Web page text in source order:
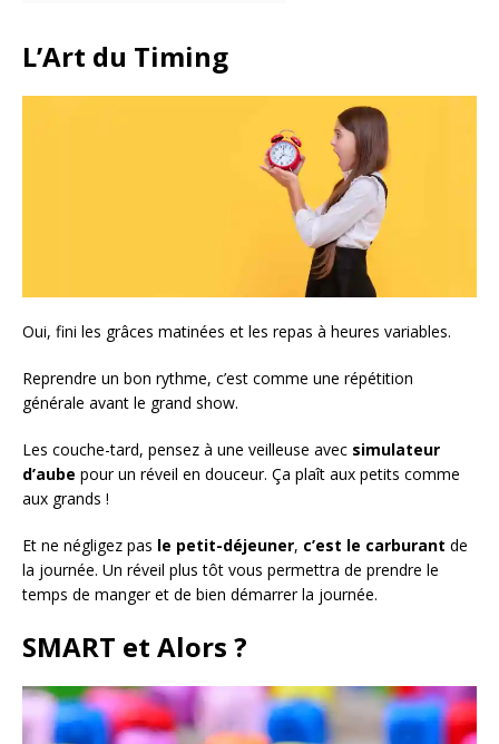
L’Art du Timing
Oui, fini les grâces matinées et les repas à heures variables.
Reprendre un bon rythme, c’est comme une répétition
générale avant le grand show.
Les couche-tard, pensez à une veilleuse avec simulateur
d’aube pour un réveil en douceur. Ça plaît aux petits comme
aux grands !
Et ne négligez pas le petit-déjeuner, c’est le carburant de
la journée. Un réveil plus tôt vous permettra de prendre le
temps de manger et de bien démarrer la journée.
SMART et Alors ?